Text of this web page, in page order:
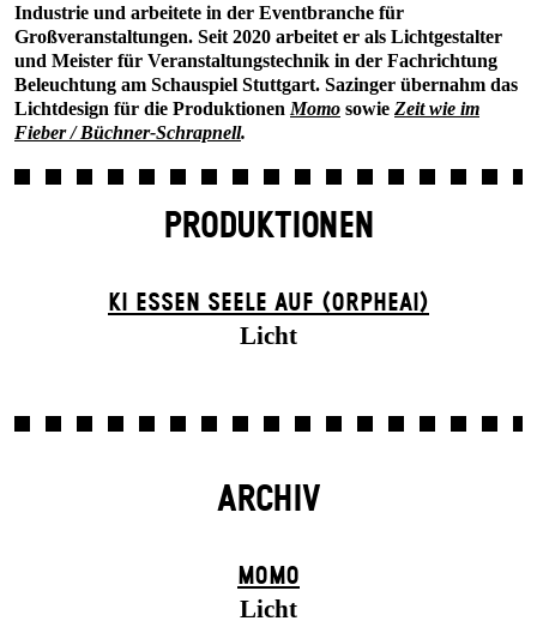
Industrie und arbeitete in der Eventbranche für
Großveranstaltungen. Seit 2020 arbeitet er als Lichtgestalter
und Meister für Veranstaltungstechnik in der Fachrichtung
Beleuchtung am Schauspiel Stuttgart. Sazinger übernahm das
Lichtdesign für die Produktionen Momo sowie Zeit wie im
Fieber / Büchner-Schrapnell.
PRODUKTIONEN
KI ESSEN SEELE AUF (ORPHEAI)
Licht
ARCHIV
MOMO
Licht